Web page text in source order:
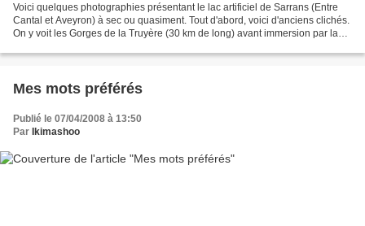
Voici quelques photographies présentant le lac artificiel de Sarrans (Entre
Cantal et Aveyron) à sec ou quasiment. Tout d'abord, voici d'anciens clichés.
On y voit les Gorges de la Truyère (30 km de long) avant immersion par la
Mes mots préférés
Publié le 07/04/2008 à 13:50
Par Ikimashoo